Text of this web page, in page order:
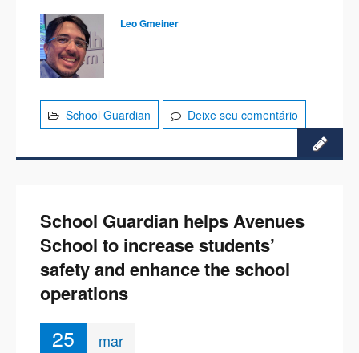
Leo Gmeiner
School Guardian Deixe seu comentário
School Guardian helps Avenues
School to increase students’
safety and enhance the school
operations
25 mar